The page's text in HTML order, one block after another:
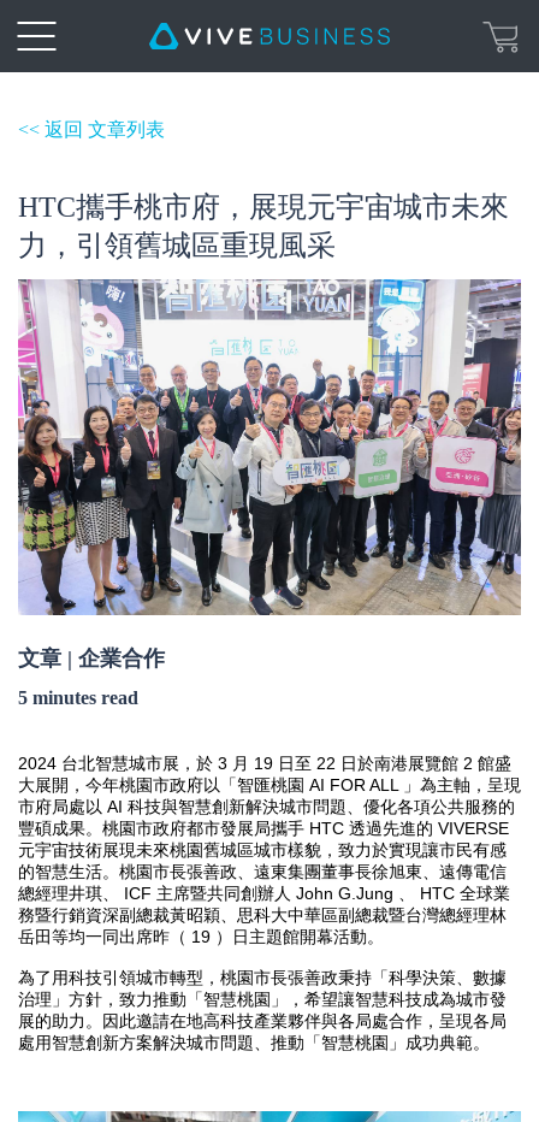
<< 返回 文章列表
HTC攜手桃市府，展現元宇宙城市未來
力，引領舊城區重現風采
文章 | 企業合作
5 minutes read
2024 台北智慧城市展，於 3 月 19 日至 22 日於南港展覽館 2 館盛
大展開，今年桃園市政府以「智匯桃園 AI FOR ALL
」為主軸，呈現
市府局處以 AI 科技與智慧創新解決城市問題、優化各項公共服務的
豐碩成果。桃園市政府都市發展局攜手 HTC 透過先進的 VIVERSE
元宇宙技術展現未來桃園舊城區城市樣貌，致力於實現讓市民有感
的智慧生活。桃園市長張善政、遠東集團董事長徐旭東、遠傳電信
總經理井琪、 ICF 主席暨共同創辦人 John G.Jung HTC 全球業
務暨行銷資深副總裁黃昭穎、思科大中華區副總裁暨台灣總經理林
岳田等均一同出席昨（ 19 ）日主題館開幕活動。
為了用科技引領城市轉型，桃園市長張善政秉持「科學決策、數據
治理」方針，致力推動「智慧桃園」，希望讓智慧科技成為城市發
展的助力。因此邀請在地高科技產業夥伴與各局處合作，呈現各局
處用智慧創新方案解決城市問題、推動「智慧桃園」成功典範。